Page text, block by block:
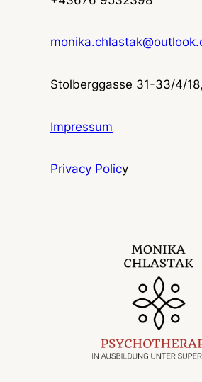
Stolberggasse 31-33/4/
Impressum
Privacy Policy